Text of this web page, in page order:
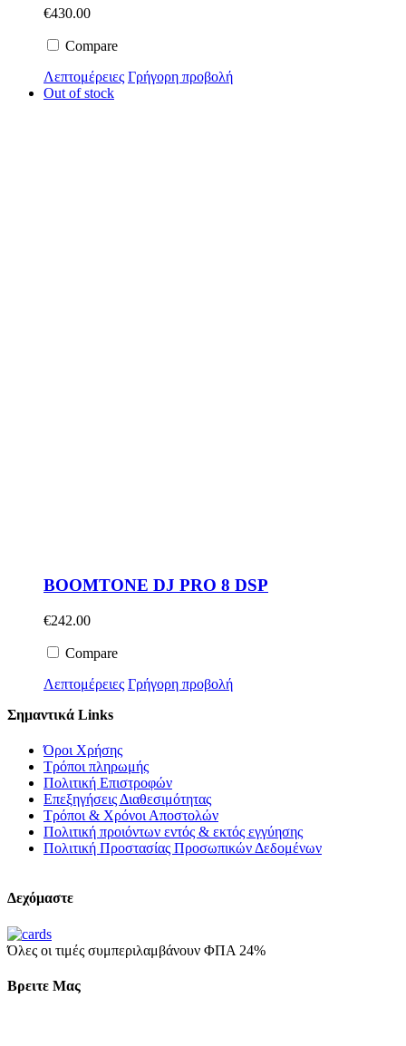
€430.00
Compare
Λεπτομέρειες Γρήγορη προβολή
Out of stock
BOOMTONE DJ PRO 8 DSP
€242.00
Compare
Λεπτομέρειες Γρήγορη προβολή
Σημαντικά Links
Όροι Χρήσης
Τρόποι πληρωμής
Πολιτική Επιστροφών
Επεξηγήσεις Διαθεσιμότητας
Τρόποι & Χρόνοι Αποστολών
Πολιτική προιόντων εντός & εκτός εγγύησης
Πολιτική Προστασίας Προσωπικών Δεδομένων
Δεχόμαστε
Όλες οι τιμές συμπεριλαμβάνουν ΦΠΑ 24%
Βρειτε Μας